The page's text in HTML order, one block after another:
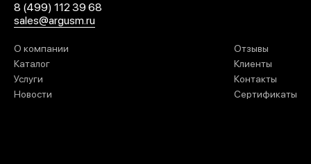
8 (499) 112 39 68
sales@argusm.ru
О компании
Каталог
Услуги
Новости
Отзывы
Клиенты
Контакты
Сертификаты